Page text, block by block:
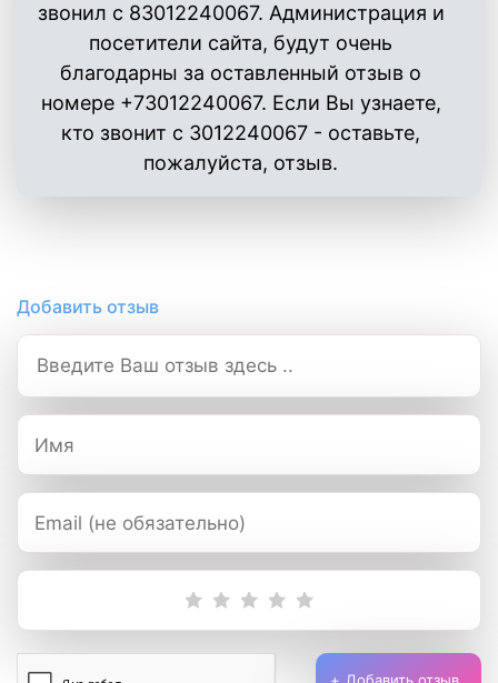
звонил с 83012240067. Администрация и
посетители сайта, будут очень
благодарны за оставленный отзыв о
номере +73012240067. Если Вы узнаете,
кто звонит с 3012240067 - оставьте,
пожалуйста, отзыв.
Добавить отзыв